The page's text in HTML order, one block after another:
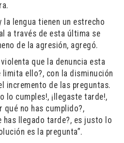
la lengua tienen un estrecho
a través de esta última se
de la agresión, agregó.
que la denuncia esta
limita ello?, con la disminución
incremento de las preguntas.
lo cumples!, ¡llegaste tarde!,
qué no has cumplido?,
has llegado tarde?, es justo lo
es la pregunta”.